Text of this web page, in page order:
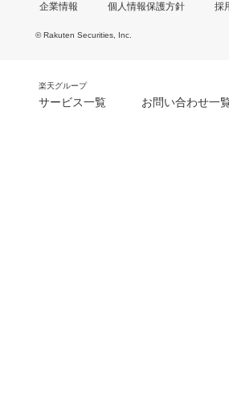
企業情報 個人情報保護方針 採
© Rakuten Securities, Inc.
楽天グループ
サービス一覧 お問い合わせ一